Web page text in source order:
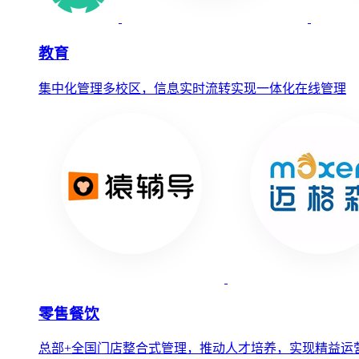
教育
集中化管理多校区，信息实时流转实现一体化在线管理
零售餐饮
总部+全国门店整合式管理，推动人才培养，实现精益运